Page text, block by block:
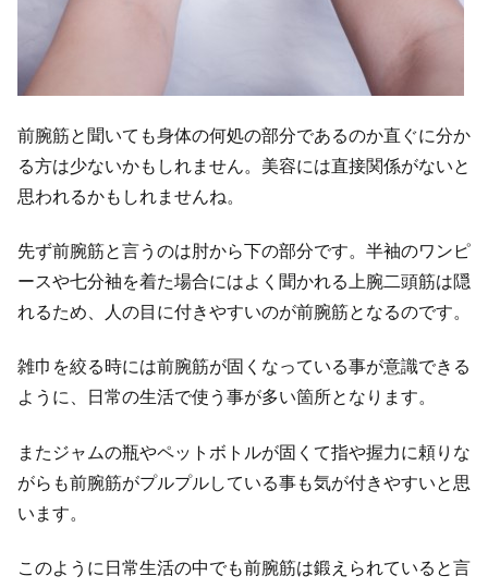
前腕筋と聞いても身体の何処の部分であるのか直ぐに分か
る方は少ないかもしれません。美容には直接関係がないと
思われるかもしれませんね。
先ず前腕筋と言うのは肘から下の部分です。半袖のワンピ
ースや七分袖を着た場合にはよく聞かれる上腕二頭筋は隠
れるため、人の目に付きやすいのが前腕筋となるのです。
雑巾を絞る時には前腕筋が固くなっている事が意識できる
ように、日常の生活で使う事が多い箇所となります。
またジャムの瓶やペットボトルが固くて指や握力に頼りな
がらも前腕筋がプルプルしている事も気が付きやすいと思
います。
このように日常生活の中でも前腕筋は鍛えられていると言